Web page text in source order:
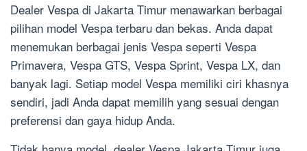
Dealer Vespa di Jakarta Timur menawarkan berbagai
pilihan model Vespa terbaru dan bekas. Anda dapat
menemukan berbagai jenis Vespa seperti Vespa
Primavera, Vespa GTS, Vespa Sprint, Vespa LX, dan
banyak lagi. Setiap model Vespa memiliki ciri khasnya
sendiri, jadi Anda dapat memilih yang sesuai dengan
preferensi dan gaya hidup Anda.